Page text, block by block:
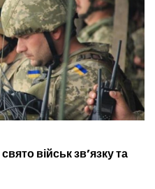
військ зв’язку та